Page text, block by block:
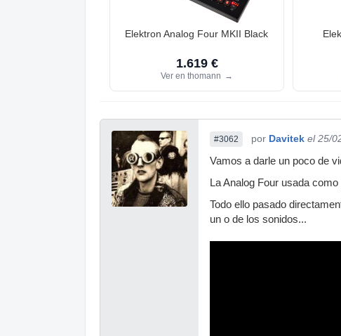
Elektron Analog Four MKII Black
1.619 €
Ver en thomann →
#3062 por Davitek el 25/
Vamos a darle un poco de
La Analog Four usada
Todo ello pasado
un o de los sonidos...